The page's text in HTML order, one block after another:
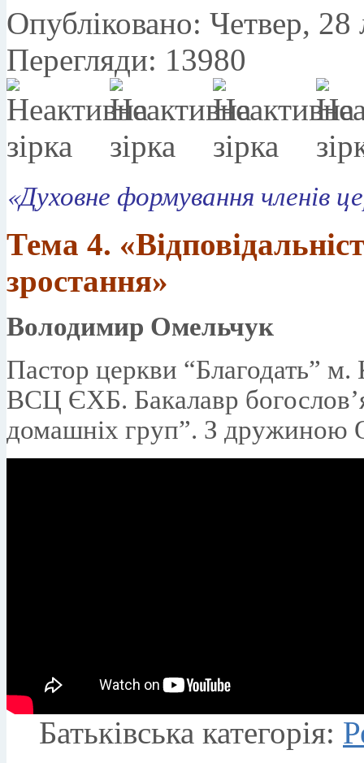
Опубліковано: Четвер,
Перегляди: 13980
«Духовне формування членів
Тема 4.
зростання»
Володимир Омельчук
Пастор церкви “Благодать” м.
ВСЦ ЄХБ. Бакалавр
домашніх груп”. З дружиною
Батьківська категорія: